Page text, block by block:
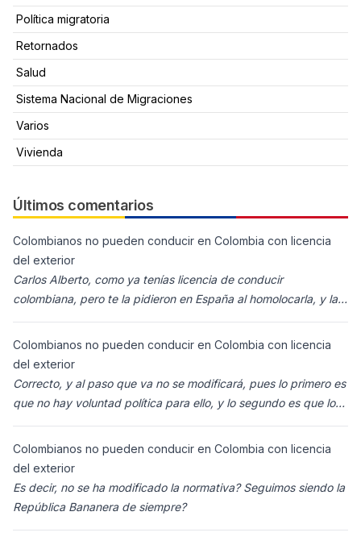
Política migratoria
Retornados
Salud
Sistema Nacional de Migraciones
Varios
Vivienda
Últimos comentarios
Colombianos no pueden conducir en Colombia con licencia
del exterior
Carlos Alberto, como ya tenías licencia de conducir
colombiana, pero te la pidieron en España al homolocarla, y la
Colombianos no pueden conducir en Colombia con licencia
del exterior
Correcto, y al paso que va no se modificará, pues lo primero es
que no hay voluntad política para ello, y lo segundo es que los
Colombianos no pueden conducir en Colombia con licencia
del exterior
Es decir, no se ha modificado la normativa? Seguimos siendo la
República Bananera de siempre?